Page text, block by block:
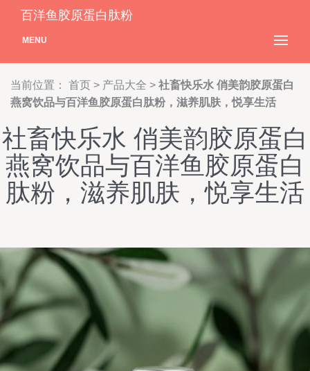
百洋鱼胶原蛋白肽粉
MENU
当前位置： 首页 > 产品大全 > 社畜快乐水 俏美韵胶原蛋白
燕窝饮品与百洋鱼胶原蛋白肽粉，滋养肌肤，悦享生活
社畜快乐水 俏美韵胶原蛋白
燕窝饮品与百洋鱼胶原蛋白
肽粉，滋养肌肤，悦享生活